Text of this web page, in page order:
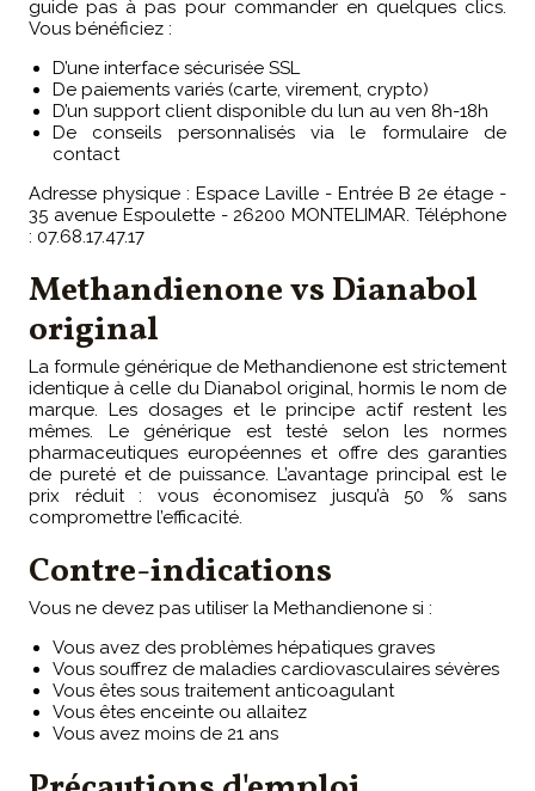
guide pas à pas pour commander en quelques clics.
Vous bénéficiez :
D’une interface sécurisée SSL
De paiements variés (carte, virement, crypto)
D’un support client disponible du lun au ven 8h-18h
De conseils personnalisés via le formulaire de
contact
Adresse physique : Espace Laville - Entrée B 2e étage -
35 avenue Espoulette - 26200 MONTELIMAR. Téléphone
: 07.68.17.47.17
Methandienone vs Dianabol
original
La formule générique de Methandienone est strictement
identique à celle du Dianabol original, hormis le nom de
marque. Les dosages et le principe actif restent les
mêmes. Le générique est testé selon les normes
pharmaceutiques européennes et offre des garanties
de pureté et de puissance. L’avantage principal est le
prix réduit : vous économisez jusqu’à 50 % sans
compromettre l’efficacité.
Contre-indications
Vous ne devez pas utiliser la Methandienone si :
Vous avez des problèmes hépatiques graves
Vous souffrez de maladies cardiovasculaires sévères
Vous êtes sous traitement anticoagulant
Vous êtes enceinte ou allaitez
Vous avez moins de 21 ans